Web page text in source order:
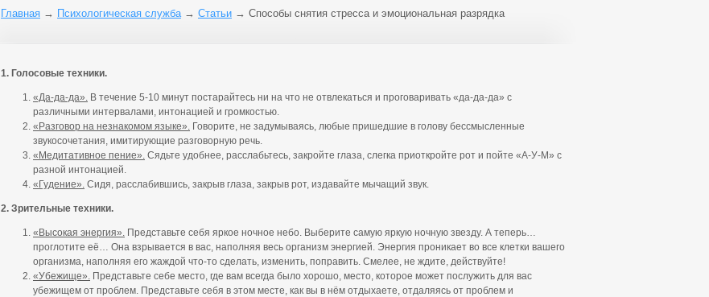
Главная → Психологическая служба→ Статьи → Способы снятия стресса и эмоциональная разрядка
1. Голосовые техники.
«Да-да-да». В течение 5-10 минут постарайтесь ни на что не отвлекаться и проговаривать «да-да-да» с
различными интервалами, интонацией и громкостью.
«Разговор на незнакомом языке». Говорите, не задумываясь, любые пришедшие в голову бессмысленные
звукосочетания, имитирующие разговорную речь.
«Медитативное пение». Сядьте удобнее, расслабьтесь, закройте глаза, слегка приоткройте рот и пойте «А-У-М» с
разной интонацией.
«Гудение». Сидя, расслабившись, закрыв глаза, закрыв рот, издавайте мычащий звук.
2. Зрительные техники.
«Высокая энергия». Представьте себя яркое ночное небо. Выберите самую яркую ночную звезду. А теперь…
проглотите её… Она взрывается в вас, наполняя весь организм энергией. Энергия проникает во все клетки вашего
организма, наполняя его жаждой что-то сделать, изменить, поправить. Смелее, не ждите, действуйте!
«Убежище». Представьте себе место, где вам всегда было хорошо, место, которое может послужить для вас
убежищем от проблем. Представьте себя в этом месте, как вы в нём отдыхаете, отдаляясь от проблем и